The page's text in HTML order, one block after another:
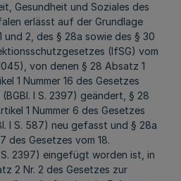
Gesundheit und Soziales des
erlässt auf der Grundlage
und 2, des § 28a sowie des § 30
(IfSG) vom
von denen § 28 Absatz 1
1 Nummer 16 des Gesetzes
I S. 2397) geändert, § 28
1 Nummer 6 des Gesetzes
I S. 587) neu gefasst und § 28a
des Gesetzes vom 18.
2397) eingefügt worden ist, in
2 Nr. 2 des Gesetzes zur